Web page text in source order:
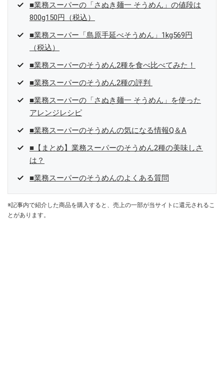
■業務スーパーの「さぬき麺一 そうめん」の値段は
800g150円（税込）
■業務スーパー「島原手延べそうめん」1kg569円
（税込）
■業務スーパーのそうめん2種を食べ比べてみた！
■業務スーパーのそうめん2種の評判
■業務スーパーの「さぬき麺一 そうめん」を使った
アレンジレシピ
■業務スーパーのそうめんの気になる情報Q＆A
■【まとめ】業務スーパーのそうめん2種の美味しさ
は？
■業務スーパーのそうめんのよくある質問
※記事内で紹介した商品を購入すると、売上の一部が当サイトに還元されるこ
とがあります。